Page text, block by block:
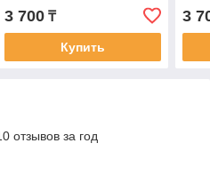
3 700₸
Купить
3
отзывов за год